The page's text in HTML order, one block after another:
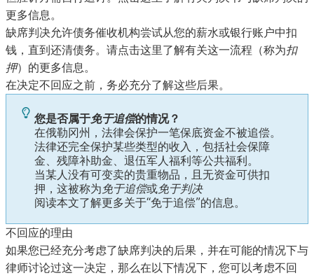
更多信息。
缺席判决允许债务催收机构尝试从您的薪水或银行账户中扣
钱，直到还清债务。 请点击这里了解有关这一流程（称为扣
押）的更多信息。
在决定不回应之前，务必充分了解这些后果。
您是否属于免于追偿的情况？
在俄勒冈州，法律会保护一笔保底资金不被追偿。
法律还完全保护某些类型的收入，包括社会保障
金、残障补助金、退伍军人福利等公共福利。
当某人没有可变卖的贵重物品，且无资金可供扣
押，这被称为免于追偿或免于判决
阅读本文了解更多关于“免于追偿”的信息。
不回应的理由
如果您已经充分考虑了缺席判决的后果，并在可能的情况下与
律师讨论过这一决定，那么在以下情况下，您可以考虑不回